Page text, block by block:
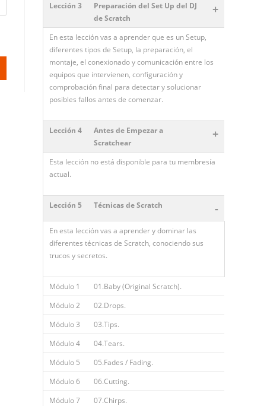
Lección 3
Preparación del Set Up del DJ
de Scratch
+
En esta lección vas a aprender que es un Setup,
diferentes tipos de Setup, la preparación, el
montaje, el conexionado y comunicación entre los
equipos que intervienen, configuración y
comprobación final para detectar y solucionar
posibles fallos antes de comenzar.
Lección 4
Antes de Empezar a
Scratchear
+
Esta lección no está disponible para tu membresía
actual.
Lección 5 Técnicas de Scratch -
En esta lección vas a aprender y dominar las
diferentes técnicas de Scratch, conociendo sus
trucos y secretos.
Módulo 1
01.Baby (Original Scratch).
Módulo 2
02.Drops.
Módulo 3
03.Tips.
Módulo 4
04.Tears.
Módulo 5
05.Fades / Fading.
Módulo 6
06.Cutting.
Módulo 7
07.Chirps.